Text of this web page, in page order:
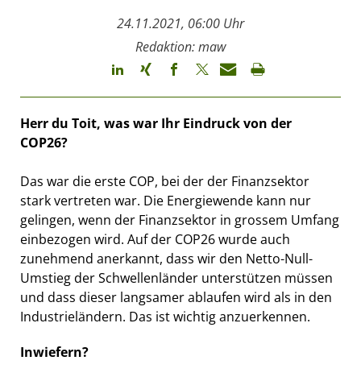
24.11.2021, 06:00 Uhr
Redaktion: maw
Herr du Toit, was war Ihr Eindruck von der
COP26?
Das war die erste COP, bei der der Finanzsektor
stark vertreten war. Die Energiewende kann nur
gelingen, wenn der Finanzsektor in grossem Umfang
einbezogen wird. Auf der COP26 wurde auch
zunehmend anerkannt, dass wir den Netto-Null-
Umstieg der Schwellenländer unterstützen müssen
und dass dieser langsamer ablaufen wird als in den
Industrieländern. Das ist wichtig anzuerkennen.
Inwiefern?